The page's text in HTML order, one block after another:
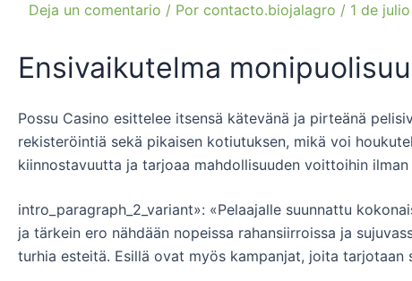
Deja un comentario / Por contacto.biojalagro / 1 de
Ensivaikutelma
Possu Casino esittelee itsensä kätevänä ja pirteänä
rekisteröintiä sekä pikaisen kotiutuksen, mikä voi
kiinnostavuutta ja tarjoaa mahdollisuuden voittoihin
intro_paragraph_2_variant»: «Pelaajalle suunnattu
ja tärkein ero nähdään nopeissa rahansiirroissa ja
turhia esteitä. Esillä ovat myös kampanjat, joita